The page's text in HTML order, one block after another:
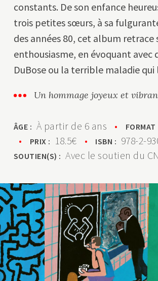
constants. De son enfance
trois petites sœurs, à sa
des années 80, cet album retrace
enthousiasme, en évoquant avec
DuBose ou la terrible maladie qui
Un hommage joyeux et
ÂGE : À partir de 6 ans •
• PRIX : 18.5€ • ISBN : 978-2-
SOUTIEN(S) :Avec le soutien du